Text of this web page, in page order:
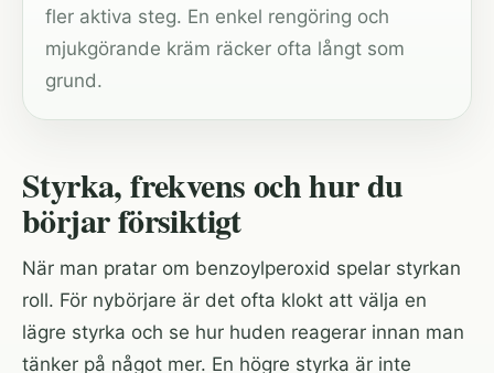
fler aktiva steg. En enkel rengöring och
mjukgörande kräm räcker ofta långt som
grund.
Styrka, frekvens och hur du
börjar försiktigt
När man pratar om benzoylperoxid spelar styrkan
roll. För nybörjare är det ofta klokt att välja en
lägre styrka och se hur huden reagerar innan man
tänker på något mer. En högre styrka är inte